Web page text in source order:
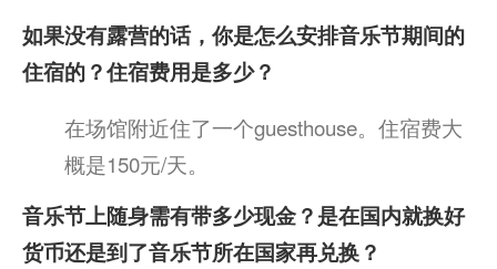
如果没有露营的话，你是怎么安排音乐节期间的
住宿的？住宿费用是多少？
在场馆附近住了一个guesthouse。住宿费大
概是150元/天。
音乐节上随身需有带多少现金？是在国内就换好
货币还是到了音乐节所在国家再兑换？